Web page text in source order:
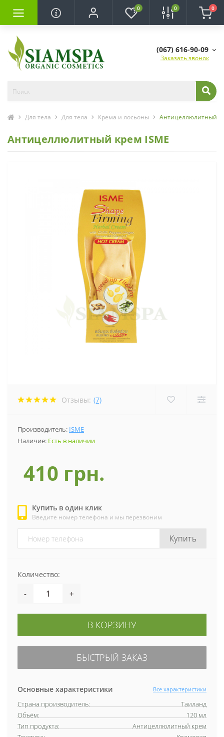
0 0 0
(067) 616-90-09
Заказать звонок
Для тела Для тела Крема и лосьоны Антицеллюлитный
Антицеллюлитный крем ISME
Отзывы: (7)
Производитель: ISME
Наличие: Есть в наличии
410 грн.
Купить в один клик
Введите номер телефона и мы перезвоним
Купить
Основные характеристики Все характеристики
Страна производитель:
Таиланд
Объём:
120 мл
Тип продукта:
Антицеллюлитный крем
Количество:
- +
В КОРЗИНУ
БЫСТРЫЙ ЗАКАЗ